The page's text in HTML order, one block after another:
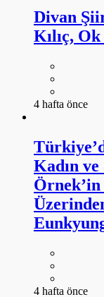
Divan
Kılıç,
4 hafta önce
Kadın ve
4 hafta önce